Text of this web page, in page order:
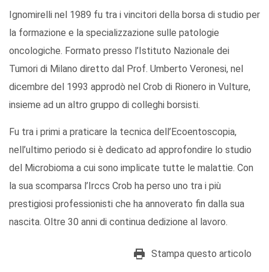
Ignomirelli nel 1989 fu tra i vincitori della borsa di studio per
la formazione e la specializzazione sulle patologie
oncologiche. Formato presso l’Istituto Nazionale dei
Tumori di Milano diretto dal Prof. Umberto Veronesi, nel
dicembre del 1993 approdò nel Crob di Rionero in Vulture,
insieme ad un altro gruppo di colleghi borsisti.
Fu tra i primi a praticare la tecnica dell’Ecoentoscopia,
nell’ultimo periodo si è dedicato ad approfondire lo studio
del Microbioma a cui sono implicate tutte le malattie. Con
la sua scomparsa l’Irccs Crob ha perso uno tra i più
prestigiosi professionisti che ha annoverato fin dalla sua
nascita. Oltre 30 anni di continua dedizione al lavoro.
Stampa questo articolo